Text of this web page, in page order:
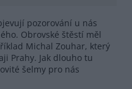
pozorování u nás
Obrovské štěstí měl
Michal Zouhar, který
Prahy. Jak dlouho tu
šelmy pro nás